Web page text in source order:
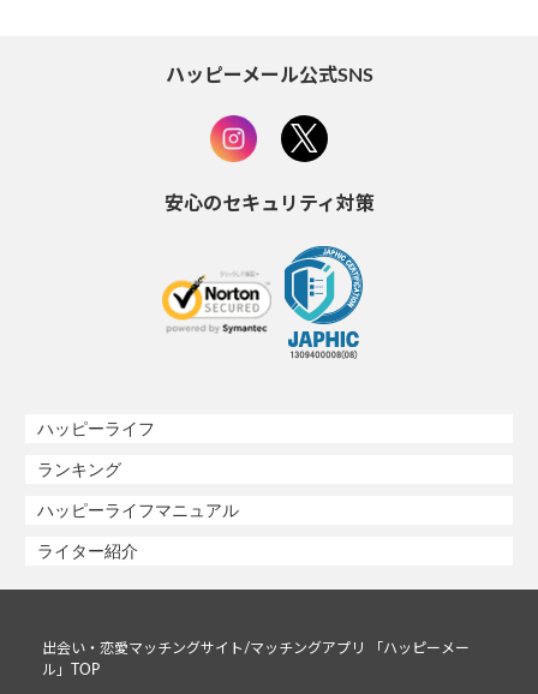
ハッピーメール公式SNS
安心のセキュリティ対策
ハッピーライフ
ランキング
ハッピーライフマニュアル
ライター紹介
出会い・恋愛マッチングサイト/マッチングアプリ 「ハッピーメー
ル」TOP